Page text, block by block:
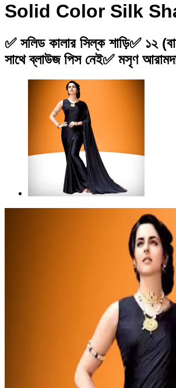
Solid Color Silk
✅ সলিড কালার সিল্ক শাড়ি✅ ১২
সাথে ব্লাউজ পিস নেই✅ মসৃণ